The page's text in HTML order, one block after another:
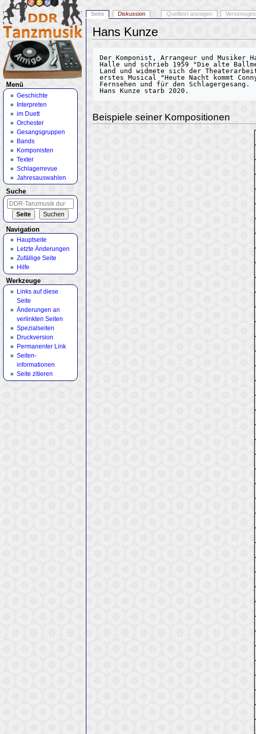
Hans Kunze
Der Komponist, Arrangeur und Musiker
Halle und schrieb 1959 "Die alte
Land und widmete sich der
erstes Musical "Heute Nacht kommt
Fernsehen und für den Schlagergesang.
Beispiele seiner Kompositionen
Seite Diskussion Quelltext anzeigen
Menü
Geschichte
Interpreten
im Duett
Orchester
Gesangsgruppen
Bands
Komponisten
Texter
Schlagerrevue
Jahresauswahlen
Suche
Navigation
Hauptseite
Letzte Änderungen
Zufällige Seite
Hilfe
Werkzeuge
Links auf diese
Seite
Änderungen an
verlinkten Seiten
Spezialseiten
Druckversion
Permanenter Link
Seiten­
informationen
Seite zitieren